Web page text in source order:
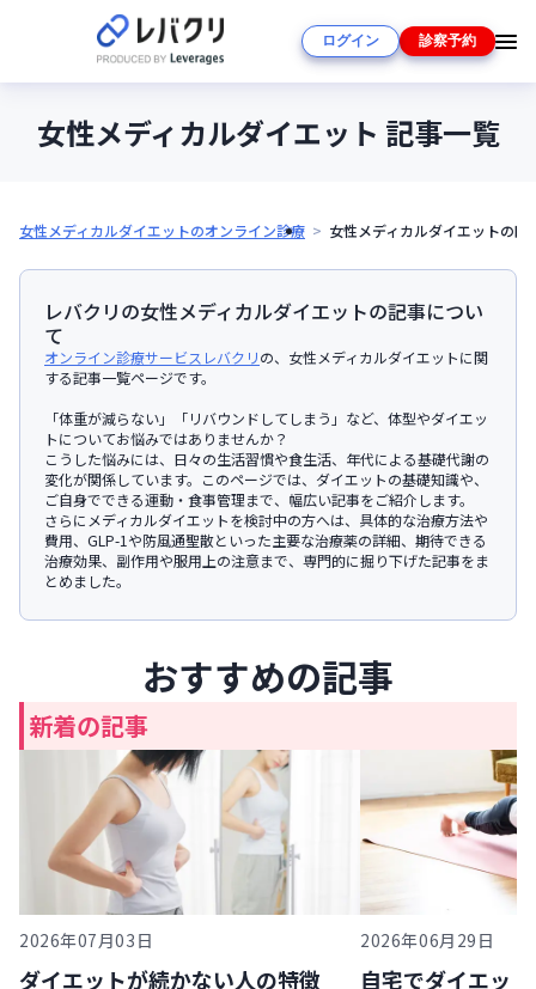
ログイン 診察予約
女性メディカルダイエット 記事一覧
女性メディカルダイエットのオンライン診療 女性メディカルダイエットの医
レバクリの女性メディカルダイエットの記事につい
て
オンライン診療サービスレバクリの、女性メディカルダイエットに関
する記事一覧ページです。
「体重が減らない」「リバウンドしてしまう」など、体型やダイエッ
トについてお悩みではありませんか？
こうした悩みには、日々の生活習慣や食生活、年代による基礎代謝の
変化が関係しています。このページでは、ダイエットの基礎知識や、
ご自身でできる運動・食事管理まで、幅広い記事をご紹介します。
さらにメディカルダイエットを検討中の方へは、具体的な治療方法や
費用、GLP-1や防風通聖散といった主要な治療薬の詳細、期待できる
治療効果、副作用や服用上の注意まで、専門的に掘り下げた記事をま
とめました。
おすすめの記事
新着の記事
2026年07月03日
ダイエットが続かない人の特徴
2026年06月29日
自宅でダイエッ